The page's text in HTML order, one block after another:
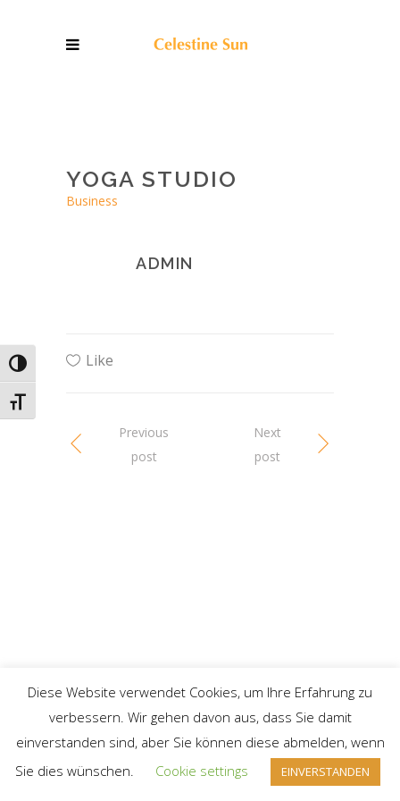
Toggle High Contrast
Toggle Font size
YOGA STUDIO
Business
ADMIN
Like
Previous
post
Next
post
Diese Website verwendet Cookies, um Ihre Erfahrung zu
verbessern. Wir gehen davon aus, dass Sie damit
einverstanden sind, aber Sie können diese abmelden, wenn
Sie dies wünschen.
Cookie settings EINVERSTANDEN